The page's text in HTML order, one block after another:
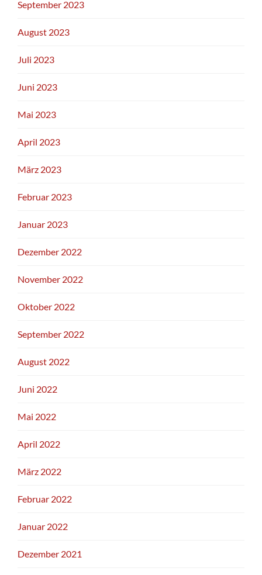
September 2023
August 2023
Juli 2023
Juni 2023
Mai 2023
April 2023
März 2023
Februar 2023
Januar 2023
Dezember 2022
November 2022
Oktober 2022
September 2022
August 2022
Juni 2022
Mai 2022
April 2022
März 2022
Februar 2022
Januar 2022
Dezember 2021